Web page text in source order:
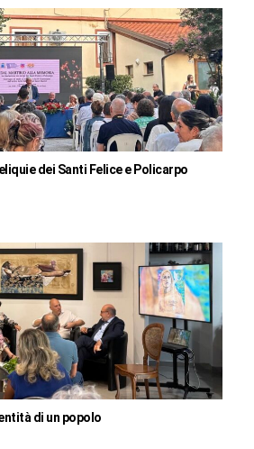
dei Santi Felice e Policarpo
di un popolo